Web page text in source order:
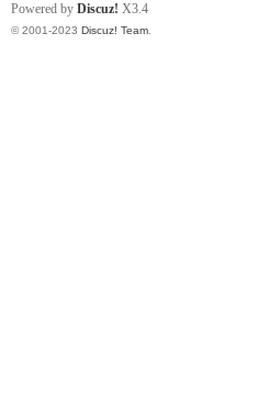
Powered by Discuz! X3.4
© 2001-2023 Discuz! Team